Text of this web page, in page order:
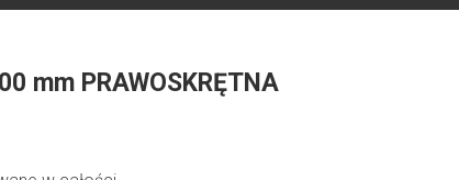
mm PRAWOSKRĘTNA